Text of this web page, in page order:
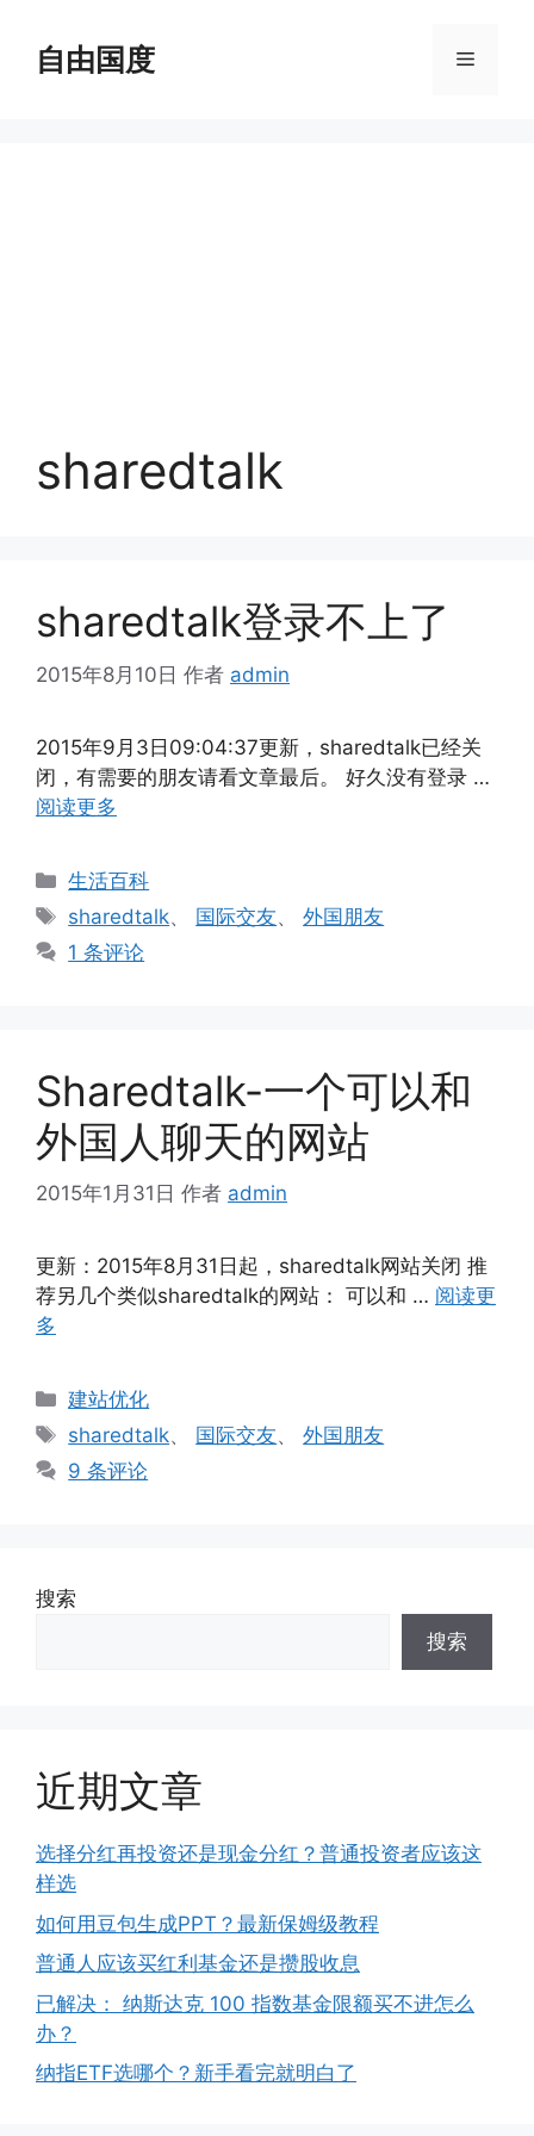
自由国度 菜
sharedtalk
sharedtalk登录不上了
2015年8月10日 作者 admin
2015年9月3日09:04:37更新，sharedtalk已经关
闭，有需要的朋友请看文章最后。 好久没有登录 …
阅读更多
分
类
生活百科
标
签
sharedtalk、 国际交友、外国朋友
1 条评论
Sharedtalk-一个可以和
外国人聊天的网站
2015年1月31日 作者 admin
更新：2015年8月31日起，sharedtalk网站关闭 推
荐另几个类似sharedtalk的网站： 可以和 … 阅读更
多
分
类
建站优化
标
签
sharedtalk、 国际交友、外国朋友
9 条评论
搜索
搜索
近期文章
选择分红再投资还是现金分红？普通投资者应该这
样选
如何用豆包生成PPT？最新保姆级教程
普通人应该买红利基金还是攒股收息
已解决： 纳斯达克 100 指数基金限额买不进怎么
办？
纳指ETF选哪个？新手看完就明白了